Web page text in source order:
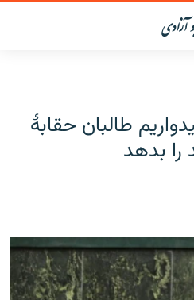
طالبان حقابۀ
را بدهد